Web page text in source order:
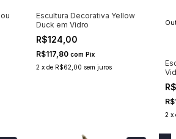
Escultura Decorativa Yellow
Duck em Vidro
R$124,00
R$117,80 com Pix
2 x de R$62,00 sem juros
2 x